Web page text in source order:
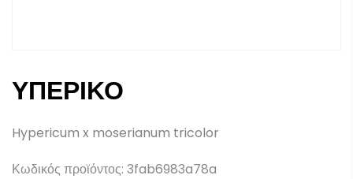
ΥΠΕΡΙΚΟ
Hypericum x moserianum tricolor
Κωδικός προϊόντος: 3fab6983a78a